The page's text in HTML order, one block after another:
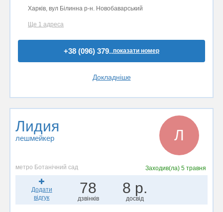
Харків, вул Білинна р-н. Новобаварський
Ще 1 адреса
+38 (096) 379..показати номер
Докладніше
Лидия
лешмейкер Л
метро Ботанічний сад Заходив(ла) 5 травня
Додати
відгук
78
дзвінків
8 р.
досвід